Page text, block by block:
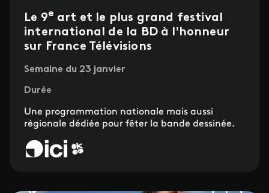
Le 9e art et le plus grand festival
international de la BD à l'honneur
sur France Télévisions
Semaine du 23 janvier
Durée
Une programmation nationale mais aussi
régionale dédiée pour fêter la bande dessinée.